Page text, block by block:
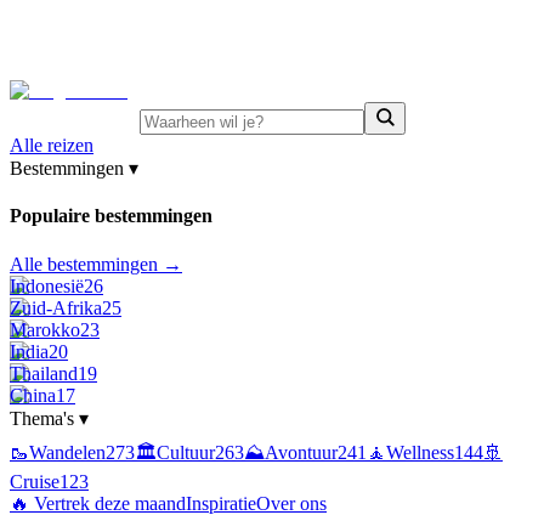
Alle reizen
Bestemmingen ▾
Populaire bestemmingen
Alle bestemmingen →
Indonesië26
Zuid-Afrika25
Marokko23
India20
Thailand19
China17
Thema's ▾
🥾Wandelen273🏛️Cultuur263⛰️Avontuur241 🧘Wellness144🚢
Cruise123
🔥 Vertrek deze maandInspiratieOver ons